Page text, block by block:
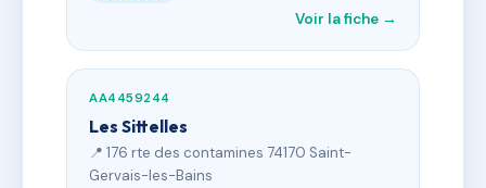
Voir la fiche →
AA4459244
Les Sittelles
📍 176 rte des contamines 74170 Saint-
Gervais-les-Bains